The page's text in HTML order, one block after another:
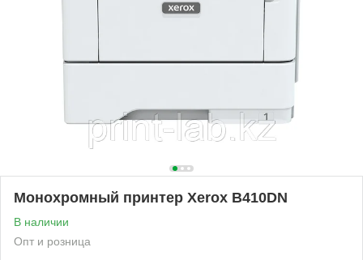
Монохромный принтер Xerox B410DN
В наличии
Опт и розница